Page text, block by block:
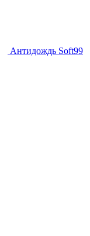
Антидождь Soft99